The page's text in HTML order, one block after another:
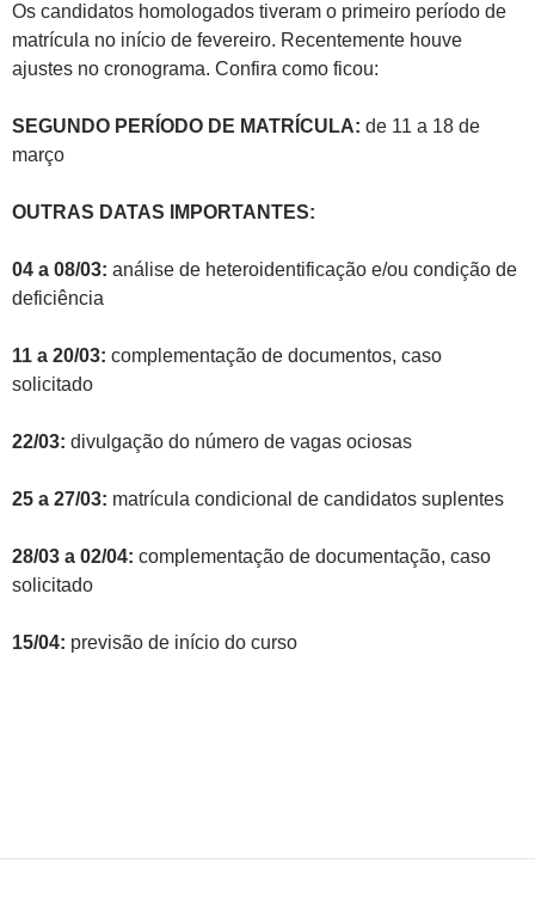
Os candidatos homologados tiveram o primeiro período de
matrícula no início de fevereiro. Recentemente houve
ajustes no cronograma. Confira como ficou:
SEGUNDO PERÍODO DE MATRÍCULA: de 11 a 18 de
março
OUTRAS DATAS IMPORTANTES:
04 a 08/03: análise de heteroidentificação e/ou condição de
deficiência
11 a 20/03: complementação de documentos, caso
solicitado
22/03: divulgação do número de vagas ociosas
25 a 27/03: matrícula condicional de candidatos suplentes
28/03 a 02/04: complementação de documentação, caso
solicitado
15/04: previsão de início do curso